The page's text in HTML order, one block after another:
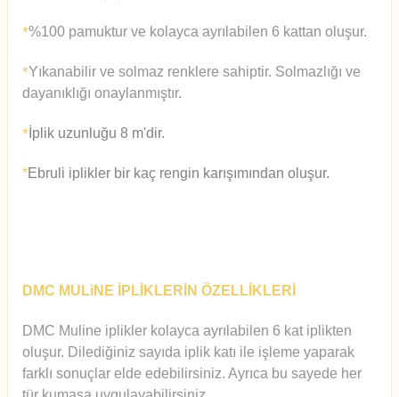
*%100 pamuktur ve kolayca ayrılabilen 6 kattan oluşur.
*Yıkanabilir ve solmaz renklere sahiptir. Solmazlığı ve
dayanıklığı onaylanmıştır.
* İplik uzunluğu 8 m'dir.
*Ebruli iplikler bir kaç rengin karışımından oluşur.
DMC MULiNE İPLİKLERİN ÖZELLİKLERİ
DMC Muline iplikler kolayca ayrılabilen 6 kat iplikten
oluşur. Dilediğiniz sayıda iplik katı ile işleme yaparak
farklı sonuçlar elde edebilirsiniz. Ayrıca bu sayede her